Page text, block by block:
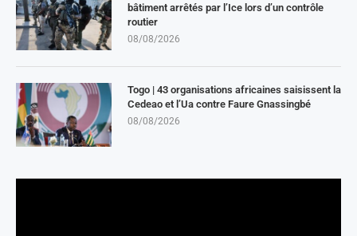
bâtiment arrêtés par l’Ice lors d’un contrôle
routier
08/08/2026
Togo | 43 organisations africaines saisissent la
Cedeao et l’Ua contre Faure Gnassingbé
08/08/2026